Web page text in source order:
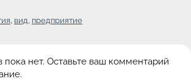
, вид, предприятие
нет. Оставьте ваш комментарий